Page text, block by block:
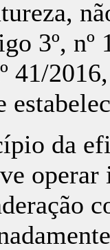
3º, nº
41/
operar